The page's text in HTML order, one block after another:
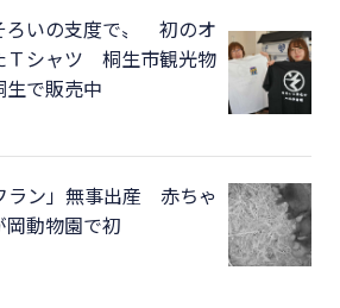
ろいの支度で〟 初のオ
Ｔシャツ 桐生市観光物
で販売中
ラン」無事出産 赤ちゃ
動物園で初